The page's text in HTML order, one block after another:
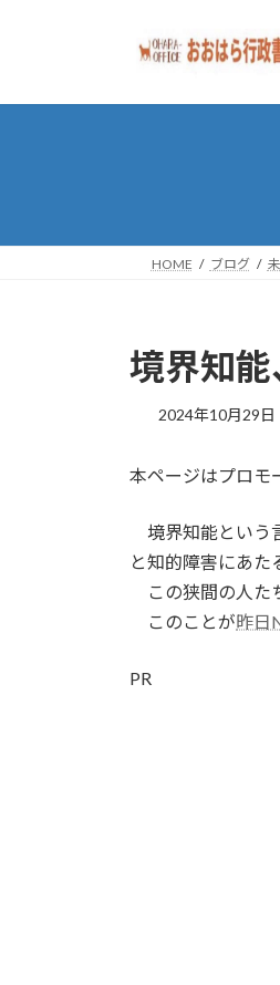
プ
動
HOME ブログ
境界知
2024年10月29日
本ページはプロモ
境界知能という
と知的障害にあた
この狭間の人た
このことが昨日
PR